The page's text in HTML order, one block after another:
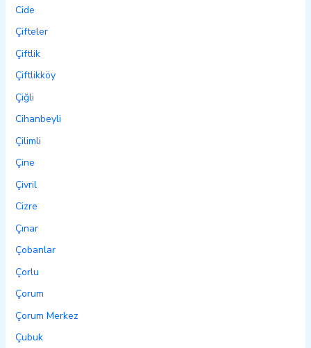
Cide
Çifteler
Çiftlik
Çiftlikköy
Çiğli
Cihanbeyli
Çilimli
Çine
Çivril
Cizre
Çınar
Çobanlar
Çorlu
Çorum
Çorum Merkez
Çubuk